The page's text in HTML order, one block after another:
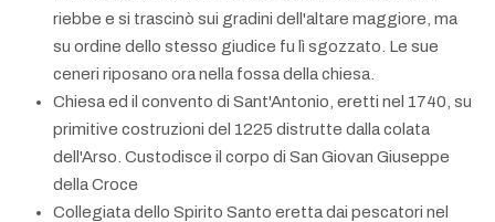
riebbe e si trascinò sui gradini dell'altare maggiore, ma
su ordine dello stesso giudice fu lì sgozzato. Le sue
ceneri riposano ora nella fossa della chiesa.
Chiesa ed il convento di Sant'Antonio, eretti nel 1740, su
primitive costruzioni del 1225 distrutte dalla colata
dell'Arso. Custodisce il corpo di San Giovan Giuseppe
della Croce
Collegiata dello Spirito Santo eretta dai pescatori nel